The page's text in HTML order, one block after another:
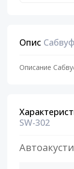
Опис
Описание
SW-302